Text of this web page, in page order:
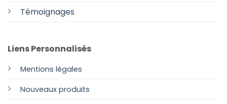
Témoignages
Liens Personnalisés
Mentions légales
Nouveaux produits